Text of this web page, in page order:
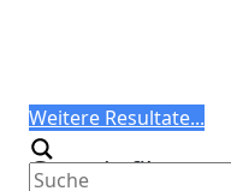
Search
Weitere Resultate...
Generic filters